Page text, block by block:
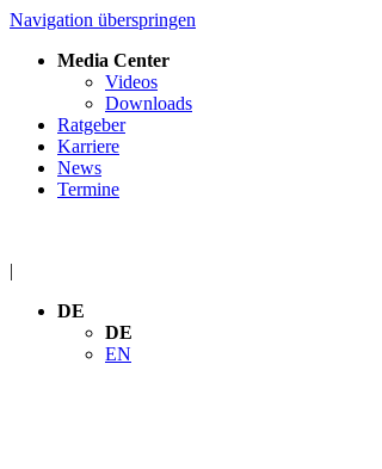
Navigation überspringen
Media Center
Videos
Downloads
Ratgeber
Karriere
News
Termine
|
DE
DE
EN